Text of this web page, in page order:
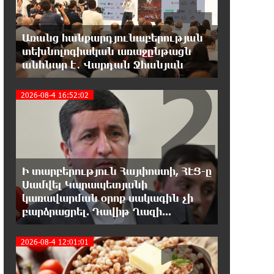
պարունակությունը գրեթե ամբողջ
շաբաթ գերազանցել է թույլատրելի սահմանը
18:40:08 8-08-2026
Իրանը պատրաստ է բացել
ընդունի հանրապետության պայմանները
18:21:30 8-08-2026
Երևանում անցկացվել է
հաշմանդամություն ունեցող
անձանց միջազգային մարզական փառատոն
18:02:58 8-08-2026
Դմիտրի Մեդվեդև. Արևմուտքի
նկատմամբ կրկնում է վրացական սցենարը
Առանց հանքարդյունաբերության
տեխնոլոգիական առաջընթացն
անհնար է․ Վարդան Ջհանյան
2026-08-4 16:52:02
Ի տարբերություն Հայփոստի, ՀԷՑ-ը
Սամվել Կարապետյանի
կառավարման օրոք սակագին չի
բարձրացրել. Դավիթ Ղազի...
2
2026-08-4 12:01:01